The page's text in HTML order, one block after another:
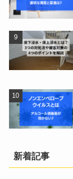
新着記事